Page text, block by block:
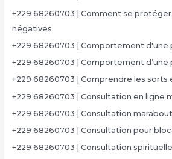
+229 68260703 | Comment se
négatives
+229 68260703 | Comportement d'une
+229 68260703 | Comportement
+229 68260703 | Comprendre les sorts
+229 68260703 | Consultation en ligne
+229 68260703 | Consultation marabout
+229 68260703 | Consultation pour
+229 68260703 | Consultation spirituelle